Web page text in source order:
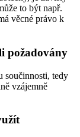
to být např.
věcné právo k
požadovány
součinnosti, tedy
vzájemně